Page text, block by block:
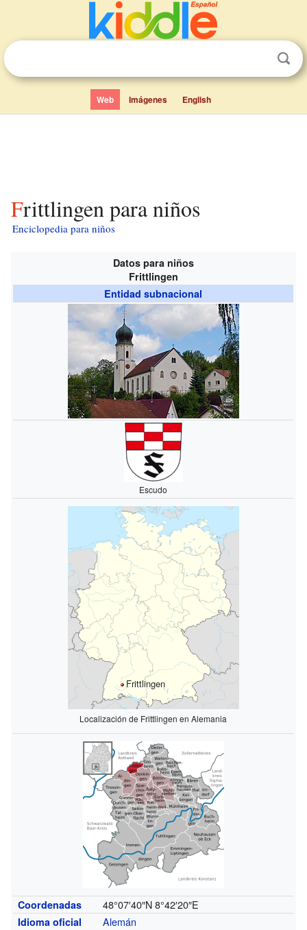
Web Imágenes English
Frittlingen para niños
Enciclopedia para niños
Datos para niños
Frittlingen
Entidad subnacional
Escudo
Frittlingen
Localización de Frittlingen en Alemania
Coordenadas 48°07′40″N 8°42′20″E
Idioma oficial Alemán